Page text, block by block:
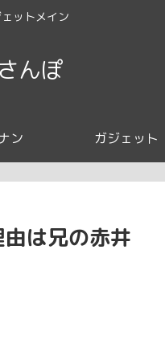
ットメイン
んぽ
ン ガジェット
は兄の赤井